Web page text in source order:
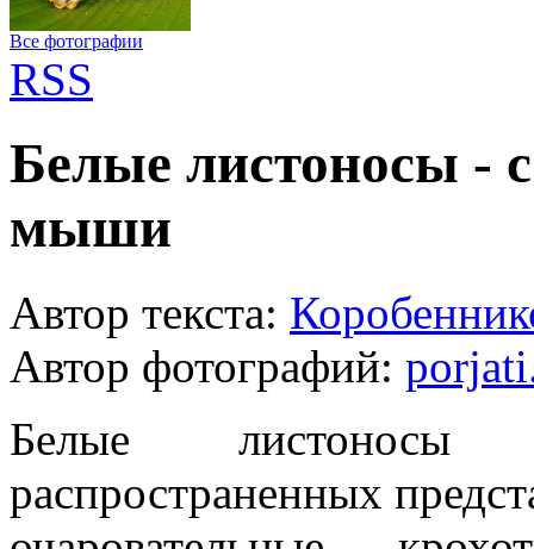
Все фотографии
RSS
Белые листоносы -
мыши
Автор текста:
Автор фотографий:
Белые
распространенных